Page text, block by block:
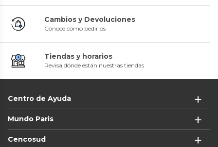
Cambios y Devoluciones
Conoce cómo pedirlos
Tiendas y horarios
Revisa dónde están nuestras tiendas
Centro de Ayuda
Mundo Paris
Cencosud